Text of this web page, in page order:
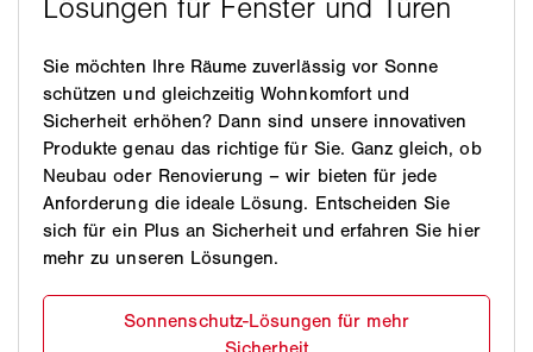
Sie möchten Ihre Räume zuverlässig vor Sonne
schützen und gleichzeitig Wohnkomfort und
Sicherheit erhöhen? Dann sind unsere innovativen
Produkte genau das richtige für Sie. Ganz gleich, ob
Neubau oder Renovierung – wir bieten für jede
Anforderung die ideale Lösung. Entscheiden Sie
sich für ein Plus an Sicherheit und erfahren Sie hier
mehr zu unseren Lösungen.